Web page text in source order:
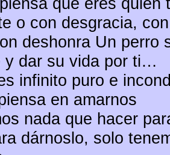
o con desgracia,
deshonra Un perro
y dar su vida por ti…
infinito puro e
en amarnos
nada que hacer
dárnoslo, solo